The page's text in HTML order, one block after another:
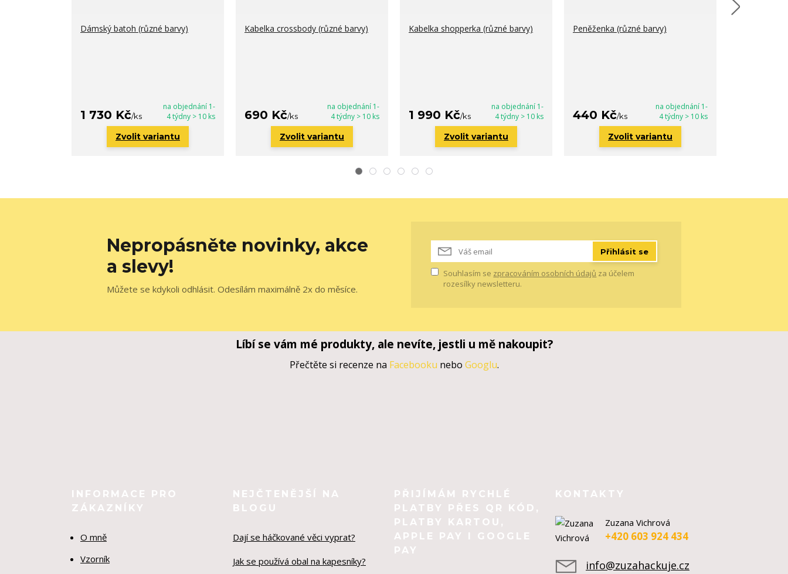
Dámský batoh (různé barvy)
1 730 Kč/ks
na objednání 1-
4 týdny > 10 ks
Zvolit variantu
Kabelka crossbody (různé barvy)
690 Kč/ks
na objednání 1-
4 týdny > 10 ks
Zvolit variantu
Kabelka shopperka (různé barvy)
1 990 Kč/ks
na objednání 1-
4 týdny > 10 ks
Zvolit variantu
Peněženka (různé barvy)
440 Kč/ks
na objednání 1-
4 týdny > 10 ks
Zvolit variantu
Nepropásněte novinky, akce
a slevy!
Můžete se kdykoli odhlásit. Odesílám maximálně 2x do měsíce.
Přihlásit se
Souhlasím se zpracováním osobních údajů za účelem
rozesílky newsletteru.
Líbí se vám mé produkty, ale nevíte, jestli u mě nakoupit?
Přečtěte si recenze na Facebooku nebo Googlu.
INFORMACE PRO
ZÁKAZNÍKY
O mně
Vzorník
NEJČTENĚJŠÍ NA
BLOGU
Dají se háčkované věci vyprat?
Jak se používá obal na kapesníky?
PŘIJÍMÁM RYCHLÉ
PLATBY PŘES QR KÓD,
PLATBY KARTOU,
APPLE PAY I GOOGLE
PAY
KONTAKTY
Zuzana Vichrová
+420 603 924 434
info@zuzahackuje.cz